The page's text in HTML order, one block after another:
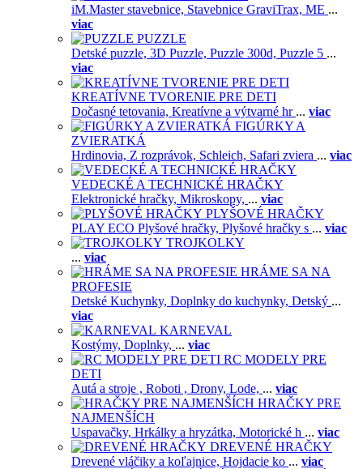
iM.Master stavebnice, Stavebnice GraviTrax, ME ...
viac
PUZZLE
Detské puzzle, 3D Puzzle, Puzzle 300d, Puzzle 5 ...
viac
KREATÍVNE TVORENIE PRE DETI
Dočasné tetovania, Kreatívne a výtvarné hr ... viac
FIGÚRKY A
ZVIERATKÁ
Hrdinovia, Z rozprávok, Schleich, Safari zviera ... viac
VEDECKÉ A TECHNICKÉ HRAČKY
Elektronické hračky, Mikroskopy, ... viac
PLYŠOVÉ HRAČKY
PLAY ECO Plyšové hračky, Plyšové hračky s ... viac
TROJKOLKY
... viac
HRÁME SA NA
PROFESIE
Detské Kuchynky, Doplnky do kuchynky, Detský ...
viac
KARNEVAL
Kostýmy, Doplnky, ... viac
RC MODELY PRE
DETI
Autá a stroje , Roboti , Drony, Lode, ... viac
HRAČKY PRE
NAJMENŠÍCH
Uspavačky, Hrkálky a hryzátka, Motorické h ... viac
DREVENÉ HRAČKY
Drevené vláčiky a koľajnice, Hojdacie ko ... viac